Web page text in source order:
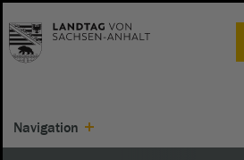
Navigation